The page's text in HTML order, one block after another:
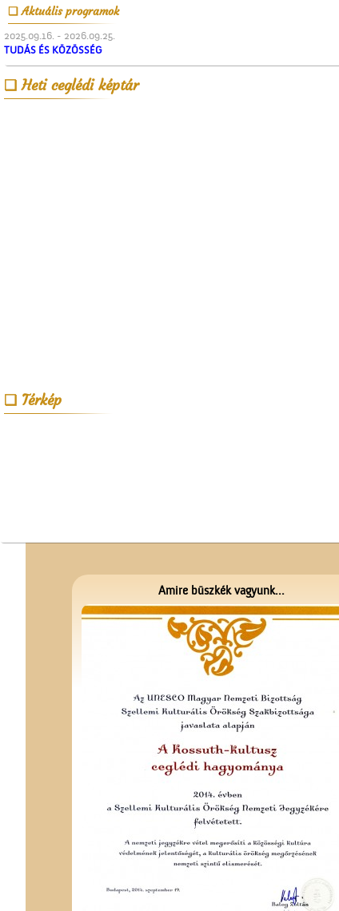
Aktuális programok
2025.09.16. - 2026.09.25.
TUDÁS ÉS KÖZÖSSÉG
Heti ceglédi képtár
Térkép
Amire büszkék vagyunk...